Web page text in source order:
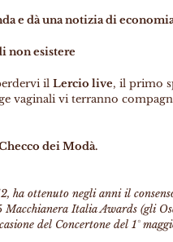
e dà una notizia di
non esistere
il Lercio live, il primo
vi terranno
dei Modà.
ha ottenuto negli anni il
Italia Awards (gli
del Concertone del 1°